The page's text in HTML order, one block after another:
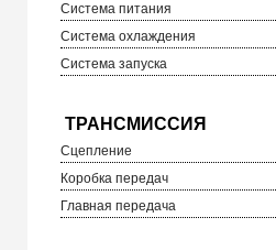
Система питания
Система охлаждения
Система запуска
Сцепление
Коробка передач
Главная передача